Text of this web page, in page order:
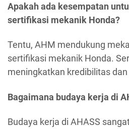
Apakah ada kesempatan
sertifikasi mekanik Honda?
Tentu, AHM mendukung
sertifikasi mekanik Honda.
meningkatkan kredibilitas
Bagaimana budaya kerja di
Budaya kerja di AHASS